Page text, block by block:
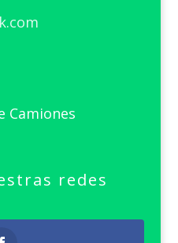
Camiones
redes